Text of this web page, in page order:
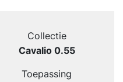
Collectie
Cavalio 0.55
Toepassing